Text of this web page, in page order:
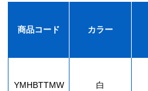
商品コード カラー
YMHBTTMW 白